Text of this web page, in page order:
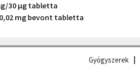
µg/30 µg tabletta
mg bevont tabletta
Gyógyszerek